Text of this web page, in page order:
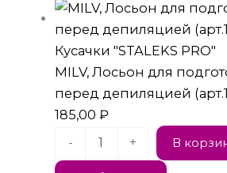
Кусачки "STALEKS PRO"
MILV, Лосьон для
перед депиляцией
185,00₽
-
+ В